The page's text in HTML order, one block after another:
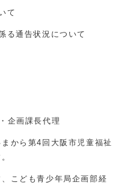
て
る通告状況について
企画課長代理
から第4回大阪市児童福祉
こども青少年局企画部経